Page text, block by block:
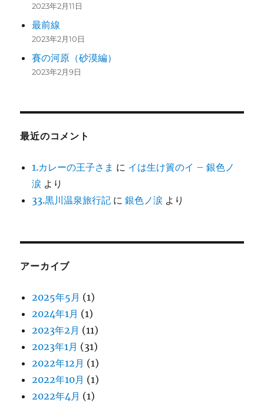
2023年2月11日
最前線
2023年2月10日
賽の河原（砂漠編）
2023年2月9日
最近のコメント
1.カレーの王子さま に イは生け簀のイ – 銀色ノ
涙 より
33.黒川温泉旅行記 に銀色ノ涙 より
アーカイブ
2025年5月 (1)
2024年1月 (1)
2023年2月 (11)
2023年1月 (31)
2022年12月 (1)
2022年10月 (1)
2022年4月 (1)